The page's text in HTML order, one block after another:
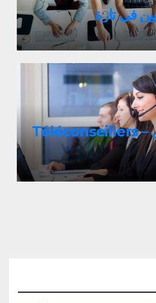
في تازة
(20) فرص عمل – Téléconseillers